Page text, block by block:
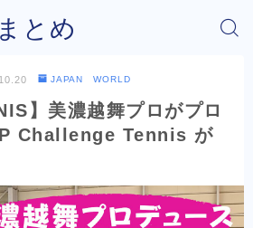
とめ
JAPAN WORLD
】美濃越舞プロがプロ
Challenge Tennis が